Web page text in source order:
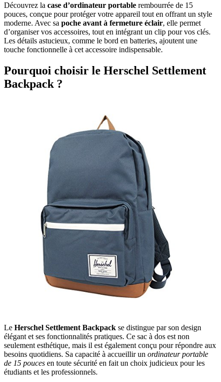
Découvrez la case d’ordinateur portable rembourrée de 15
pouces, conçue pour protéger votre appareil tout en offrant un style
moderne. Avec sa poche avant à fermeture éclair, elle permet
d’organiser vos accessoires, tout en intégrant un clip pour vos clés.
Les détails astucieux, comme le bord en batteries, ajoutent une
touche fonctionnelle à cet accessoire indispensable.
Pourquoi choisir le Herschel Settlement
Backpack ?
Le Herschel Settlement Backpack se distingue par son design
élégant et ses fonctionnalités pratiques. Ce sac à dos est non
seulement esthétique, mais il est également conçu pour répondre aux
besoins quotidiens. Sa capacité à accueillir un ordinateur portable
de 15 pouces en toute sécurité en fait un choix judicieux pour les
étudiants et les professionnels.